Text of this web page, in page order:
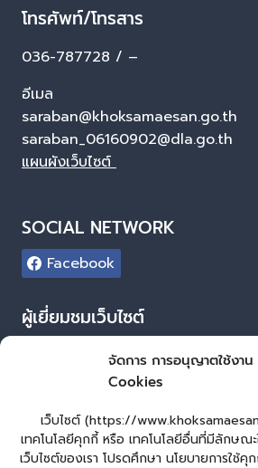
จัดการ การอนุญาตใช้งาน
Cookies
เว็บไซต์ (https://
เทคโนโลยีคุกกี้ หรือ เทคโนโลยีอื่นที่มีลักษ
เว็บไซต์ของเรา โปรดศึกษา นโยบายการใช้คุ
โทรศัพท์/โทรสาร
036-787728 / –
อีเมล
saraban@khoksamaesan.go.th
saraban_06160902@dla.go.th
แผนผังเว็บไซต์
SOCIAL NETWORK
Facebook
ผู้เยี่ยมชมเว็บไซต์
9
เข้าสู่ระบบ
จัดทำเว็บไซต์